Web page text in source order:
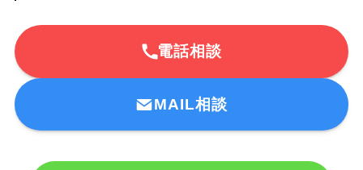
電話相談
MAIL相談